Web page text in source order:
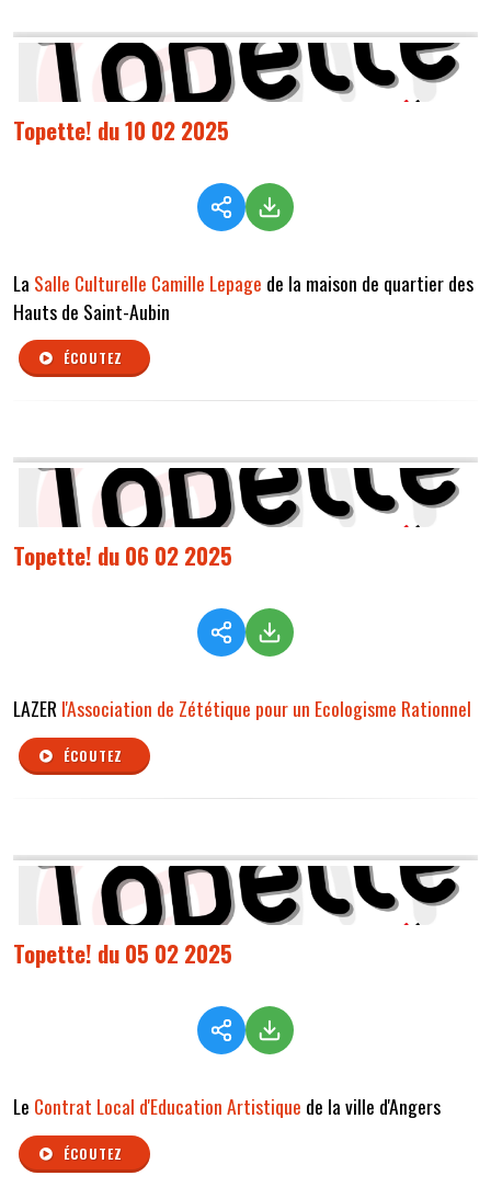
Topette! du 10 02 2025
La Salle Culturelle Camille Lepage de la maison de quartier des
Hauts de Saint-Aubin
ÉCOUTEZ
Topette! du 06 02 2025
LAZERl'Association de Zététique pour un Ecologisme Rationnel
ÉCOUTEZ
Topette! du 05 02 2025
Le Contrat Local d'Education Artistique de la ville d'Angers
ÉCOUTEZ